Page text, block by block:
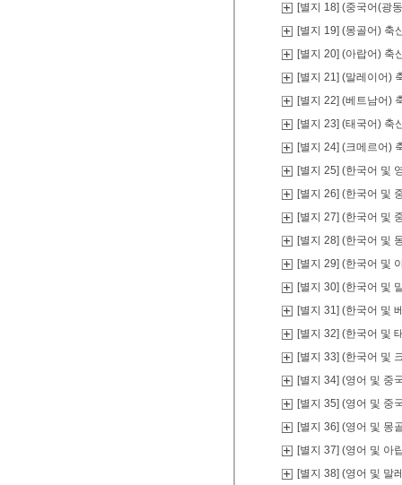
[별지 18] (중국어(광
[별지 19] (몽골어) 축
[별지 20] (아랍어) 축
[별지 21] (말레이어)
[별지 22] (베트남어)
[별지 23] (태국어) 축
[별지 24] (크메르어)
[별지 25] (한국어 및
[별지 26] (한국어 및
[별지 27] (한국어 및
[별지 28] (한국어 및
[별지 29] (한국어 및
[별지 30] (한국어 및
[별지 31] (한국어 및
[별지 32] (한국어 및
[별지 33] (한국어 및
[별지 34] (영어 및 중
[별지 35] (영어 및 중
[별지 36] (영어 및 몽
[별지 37] (영어 및 아
[별지 38] (영어 및 말